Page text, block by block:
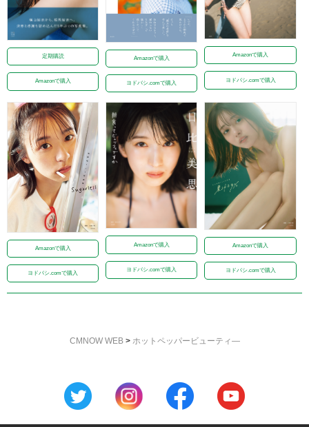
定期購読
Amazonで購入
Amazonで購入
ヨドバシ.comで購入
Amazonで購入
ヨドバシ.comで購入
Amazonで購入
ヨドバシ.comで購入
Amazonで購入
ヨドバシ.comで購入
Amazonで購入
ヨドバシ.comで購入
CMNOW WEB> ホットペッパービューティ―